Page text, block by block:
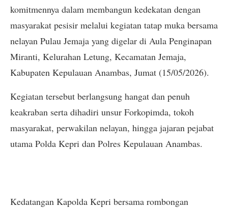
komitmennya dalam membangun kedekatan dengan
masyarakat pesisir melalui kegiatan tatap muka bersama
nelayan Pulau Jemaja yang digelar di Aula Penginapan
Miranti, Kelurahan Letung, Kecamatan Jemaja,
Kabupaten Kepulauan Anambas, Jumat (15/05/2026).
Kegiatan tersebut berlangsung hangat dan penuh
keakraban serta dihadiri unsur Forkopimda, tokoh
masyarakat, perwakilan nelayan, hingga jajaran pejabat
utama Polda Kepri dan Polres Kepulauan Anambas.
Kedatangan Kapolda Kepri bersama rombongan